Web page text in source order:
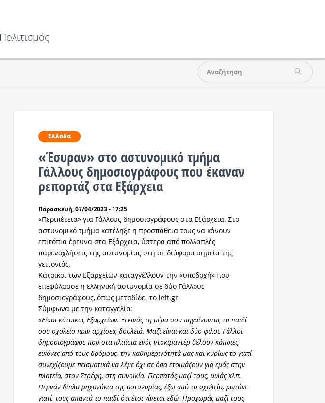
Πολιτισμός
Ελλάδα
«Έσυραν» στο αστυνομικό τμήμα
Γάλλους δημοσιογράφους που έκαναν
ρεπορτάζ στα Εξάρχεια
Παρασκευή, 07/04/2023 - 17:25
«Περιπέτεια» για Γάλλους δημοσιογράφους στα Εξάρχεια. Στο
αστυνομικό τμήμα κατέληξε η προσπάθεια τους να κάνουν
επιτόπια έρευνα στα Εξάρχεια, ύστερα από πολλαπλές
παρενοχλήσεις της αστυνομίας στη σε διάφορα σημεία της
γειτονιάς.
Κάτοικοι των Εξαρχείων καταγγέλλουν την «υποδοχή» που
επεφύλασσε η ελληνική αστυνομία σε δύο Γάλλους
δημοσιογράφους, όπως μεταδίδει το left.gr.
Σύμφωνα με την καταγγελία:
«Είσαι κάτοικος Εξαρχείων. Ξεκινάς τη μέρα σου πηγαίνοντας το παιδί
σου σχολείο πριν αρχίσεις δουλειά. Μαζί είναι και δύο φίλοι, Γάλλοι
δημοσιογράφοι, που στα πλαίσια ενός ντοκιμαντέρ θέλουν κάποιες
εικόνες από τους δρόμους, την καθημερινότητά μας και κυρίως το γιατί
συνεχίζουμε πεισματικά να λέμε όχι σε όσα ετοιμάζουν για εμάς στην
πλατεία, στον Στρέφη, στη συνοικία. Περπατάς μαζί τους, μιλάς κλπ.
Περνάν δίπλα μηχανάκια της αστυνομίας, έξω από το σχολείο, ρωτάνε
γιατί, τους απαντά το παιδί ότι έτσι γίνεται εδώ. Προχωράς μαζί τους